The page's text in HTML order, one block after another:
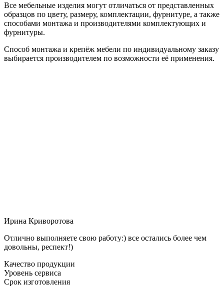
Все мебельные изделия могут отличаться от представленных
образцов по цвету, размеру, комплектации, фурнитуре, а также
способами монтажа и производителями комплектующих и
фурнитуры.
Способ монтажа и крепёж мебели по индивидуальному заказу
выбирается производителем по возможности её применения.
Ирина Криворотова
Отлично выполняете свою работу:) все остались более чем
довольны, респект!)
Качество продукции
Уровень сервиса
Срок изготовления